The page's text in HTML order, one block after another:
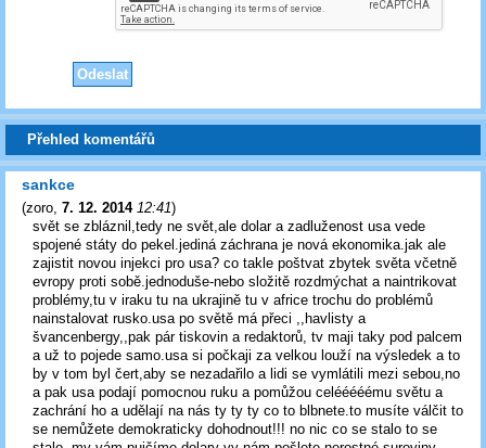
Přehled komentářů
sankce
(zoro 7. 12. 2014 12:41)
svět se zbláznil,tedy ne svět,ale dolar a zadluženost usa vede
spojené státy do pekel.jediná záchrana je nová ekonomika.jak ale
zajistit novou injekci pro usa? co takle poštvat zbytek světa včetně
evropy proti sobě.jednoduše-nebo složitě rozdmýchat a naintrikovat
problémy,tu v iraku tu na ukrajině tu v africe trochu do problémů
nainstalovat rusko.usa po světě má přeci ,,havlisty a
švancenbergy,,pak pár tiskovin a redaktorů, tv maji taky pod palcem
a už to pojede samo.usa si počkaji za velkou louží na výsledek a to
by v tom byl čert,aby se nezadařilo a lidi se vymlátili mezi sebou,no
a pak usa podají pomocnou ruku a pomůžou celééééému světu a
zachrání ho a udělají na nás ty ty ty co to blbnete.to musíte válčit to
se nemůžete demokraticky dohodnout!!! no nic co se stalo to se